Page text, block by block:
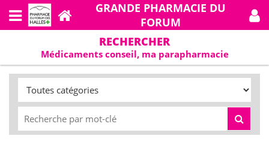
GRANDE PHARMACIE DU
FORUM
RECHERCHER
Médicaments conseil, ma parapharmacie